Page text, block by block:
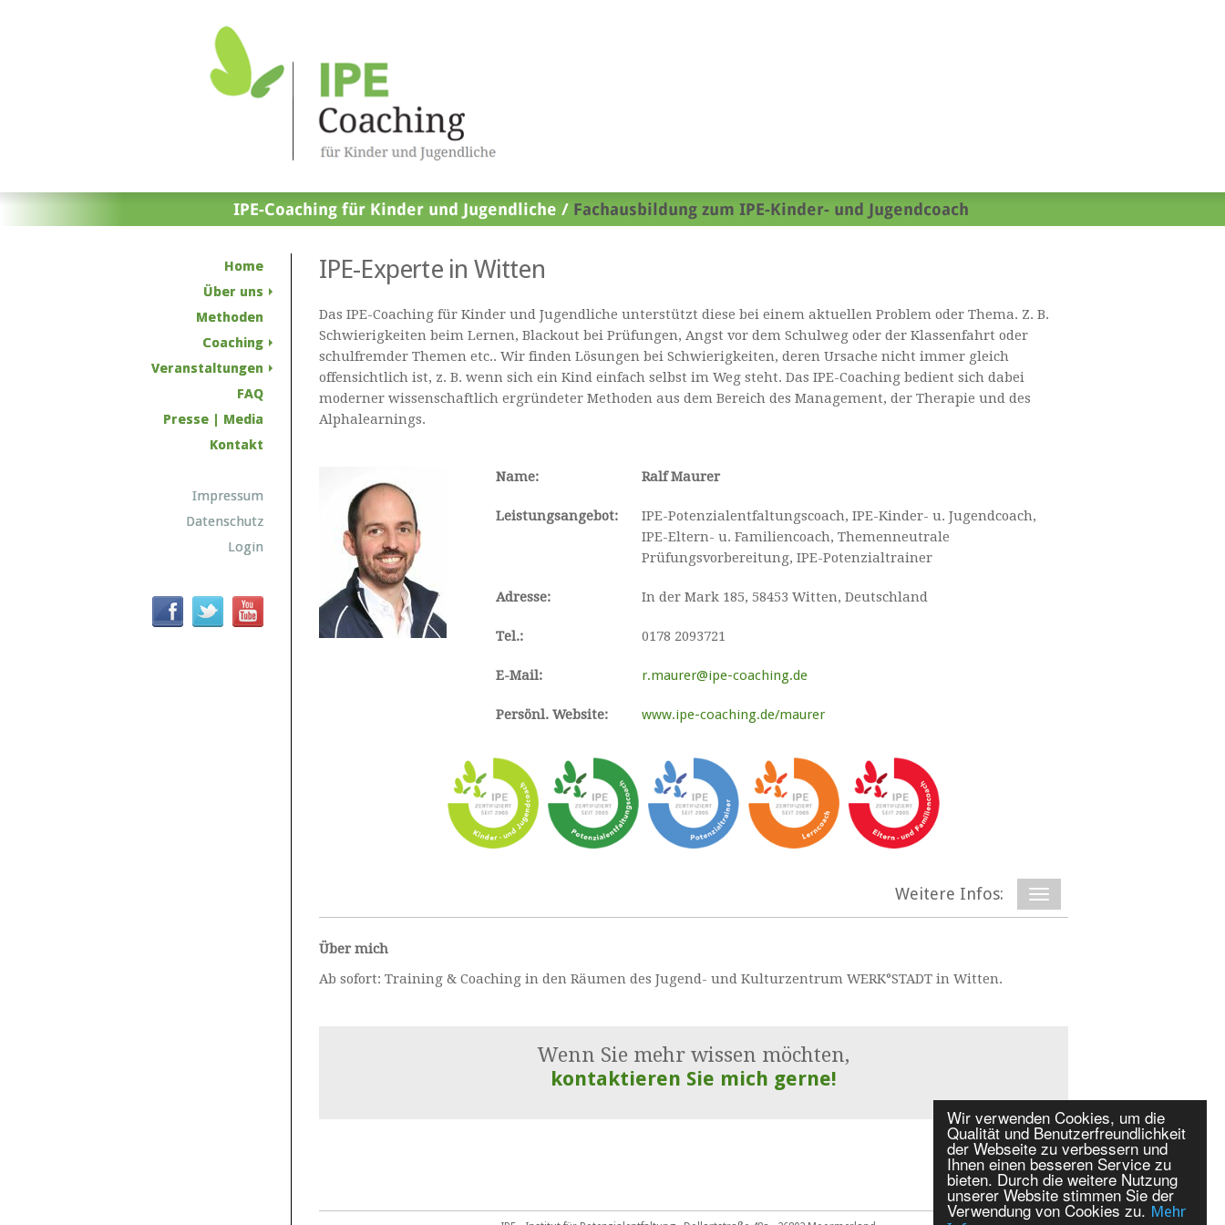
Wir verwenden Cookies, um die
Qualität und Benutzerfreundlichkeit
der Webseite zu verbessern und
Ihnen einen besseren Service zu
bieten. Durch die weitere Nutzung
unserer Website stimmen Sie der
Verwendung von Cookies zu. Mehr
Home
Über uns
Methoden
Coaching
Veranstaltungen
FAQ
Presse | Media
Kontakt
Impressum
Datenschutz
Login
IPE-Experte in Witten
Das IPE-Coaching für Kinder und Jugendliche unterstützt diese bei einem aktuellen Problem oder Thema. Z. B.
Schwierigkeiten beim Lernen, Blackout bei Prüfungen, Angst vor dem Schulweg oder der Klassenfahrt oder
schulfremder Themen etc.. Wir finden Lösungen bei Schwierigkeiten, deren Ursache nicht immer gleich
offensichtlich ist, z. B. wenn sich ein Kind einfach selbst im Weg steht. Das IPE-Coaching bedient sich dabei
moderner wissenschaftlich ergründeter Methoden aus dem Bereich des Management, der Therapie und des
Alphalearnings.
Name: Ralf Maurer
Leistungsangebot:
IPE-Potenzialentfaltungscoach, IPE-Kinder- u. Jugendcoach,
IPE-Eltern- u. Familiencoach, Themenneutrale
Prüfungsvorbereitung, IPE-Potenzialtrainer
Adresse: In der Mark 185, 58453 Witten, Deutschland
Tel.: 0178 2093721
E-Mail: r.maurer@ipe-coaching.de
Persönl. Website: www.ipe-coaching.de/maurer
Weitere Infos:
Über mich
Ab sofort: Training & Coaching in den Räumen des Jugend- und Kulturzentrum WERK°STADT in Witten.
Wenn Sie mehr wissen möchten,
kontaktieren Sie mich gerne!